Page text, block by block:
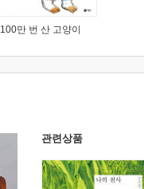
100만 번 산 고양이
관련상품